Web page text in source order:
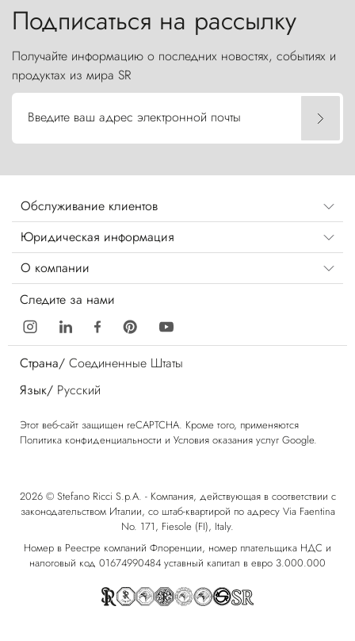
Подписаться на рассылку
Получайте информацию о последних новостях, событиях и
продуктах из мира SR
Введите ваш адрес электронной почты
Обслуживание клиентов
Юридическая информация
О компании
Следите за нами
Страна/ Соединенные Штаты
Язык/ Русский
Этот веб-сайт защищен reCAPTCHA. Кроме того, применяются
Политика конфиденциальности и Условия оказания услуг Google.
2026 © Stefano Ricci S.p.A. - Компания, действующая в соответствии с
законодательством Италии, со штаб-квартирой по адресу Via Faentina
No. 171, Fiesole (FI), Italy.
Номер в Реестре компаний Флоренции, номер плательщика НДС и
налоговый код 01674990484 уставный капитал в евро 3.000.000